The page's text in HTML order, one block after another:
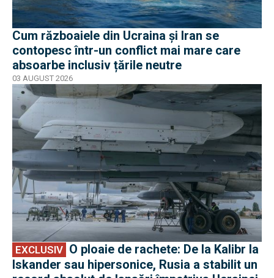
Cum războaiele din Ucraina și Iran se
contopesc într-un conflict mai mare care
absoarbe inclusiv țările neutre
03 AUGUST 2026
EXCLUSIV
EXCLUSIV
Iskander sau hipersonice, Rusia a stabilit un